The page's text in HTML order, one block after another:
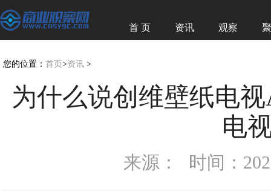
首 页 资讯 观察
您的位置： 首页 >资讯 >
为什么说创维壁纸电
电
来源： 时间：